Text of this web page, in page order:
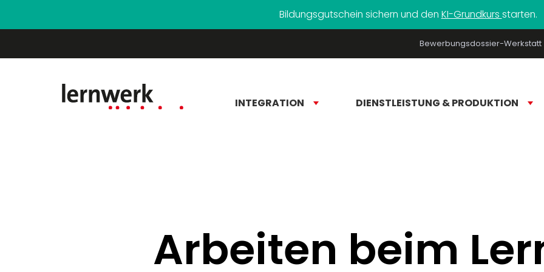
Bildungsgutschein sichern und den KI-Grundkurs starten.
Bewerbungsdossier-Werkstatt
INTEGRATION DIENSTLEISTUNG & PRODUKTION
Arbeiten beim